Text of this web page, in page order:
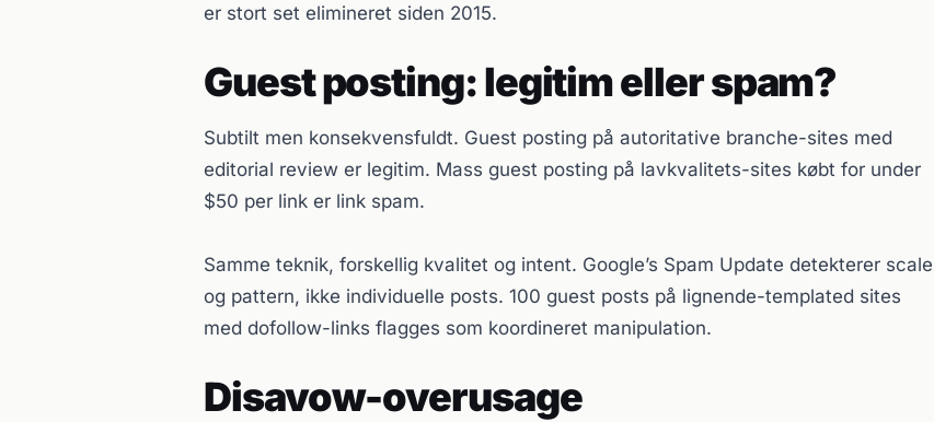
er stort set elimineret siden 2015.
Guest posting: legitim eller spam?
Subtilt men konsekvensfuldt. Guest posting på autoritative branche-sites med
editorial review er legitim. Mass guest posting på lavkvalitets-sites købt for under
$50 per link er link spam.
Samme teknik, forskellig kvalitet og intent. Google’s Spam Update detekterer scale
og pattern, ikke individuelle posts. 100 guest posts på lignende-templated sites
med dofollow-links flagges som koordineret manipulation.
Disavow-overusage